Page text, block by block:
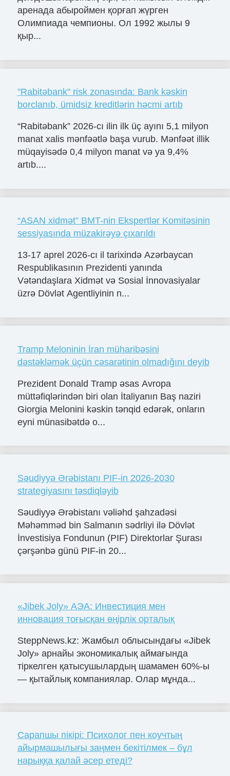
аренада абыроймен қорғап жүрген
Олимпиада чемпионы. Ол 1992 жылы 9
қыр...
"Rabitəbank" risk zonasında: Bank kəskin
borclanıb, ümidsiz kreditlərin həcmi artıb
“Rabitəbank” 2026-cı ilin ilk üç ayını 5,1 milyon
manat xalis mənfəətlə başa vurub. Mənfəət illik
müqayisədə 0,4 milyon manat və ya 9,4%
artıb....
“ASAN xidmət” BMT-nin Ekspertlər Komitəsinin
sessiyasında müzakirəyə çıxarıldı
13-17 aprel 2026-cı il tarixində Azərbaycan
Respublikasının Prezidenti yanında
Vətəndaşlara Xidmət və Sosial İnnovasiyalar
üzrə Dövlət Agentliyinin n...
Tramp Meloninin İran müharibəsini
dəstəkləmək üçün cəsarətinin olmadığını deyib
Prezident Donald Tramp əsas Avropa
müttəfiqlərindən biri olan İtaliyanın Baş naziri
Giorgia Melonini kəskin tənqid edərək, onların
eyni münasibətdə o...
Səudiyyə Ərəbistanı PIF-in 2026-2030
strategiyasını təsdiqləyib
Səudiyyə Ərəbistanı vəliəhd şahzadəsi
Məhəmməd bin Salmanın sədrliyi ilə Dövlət
İnvestisiya Fondunun (PIF) Direktorlar Şurası
çərşənbə günü PIF-in 20...
«Jibek Joly» АЭА: Инвестиция мен
инновация тоғысқан өңірлік орталық
SteppNews.kz: Жамбыл облысындағы «Jibek
Joly» арнайы экономикалық аймағында
тіркелген қатысушылардың шамамен 60%-ы
— қытайлық компаниялар. Олар мұнда...
Сарапшы пікірі: Психолог пен коучтың
айырмашылығы заңмен бекітілмек – бұл
нарыққа қалай әсер етеді?